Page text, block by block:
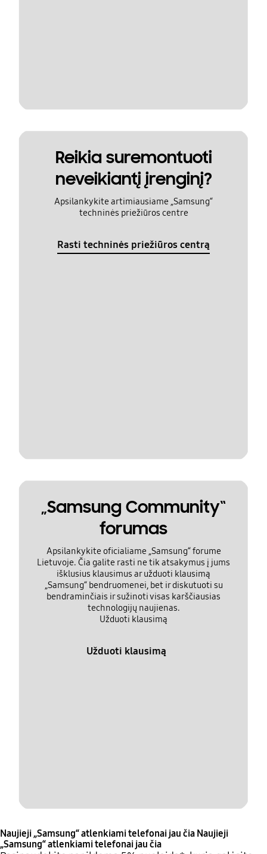
Reikia suremontuoti
neveikiantį įrenginį?
Apsilankykite artimiausiame „Samsung“
techninės priežiūros centre
Rasti techninės priežiūros centrą
„Samsung Community“
forumas
Apsilankykite oficialiame „Samsung“ forume
Lietuvoje. Čia galite rasti ne tik atsakymus į jums
išklusius klausimus ar užduoti klausimą
„Samsung“ bendruomenei, bet ir diskutuoti su
bendraminčiais ir sužinoti visas karščiausias
technologijų naujienas.
Užduoti klausimą
Užduoti klausimą
Naujieji „Samsung“ atlenkiami telefonai jau čia Naujieji
„Samsung“ atlenkiami telefonai jau čia